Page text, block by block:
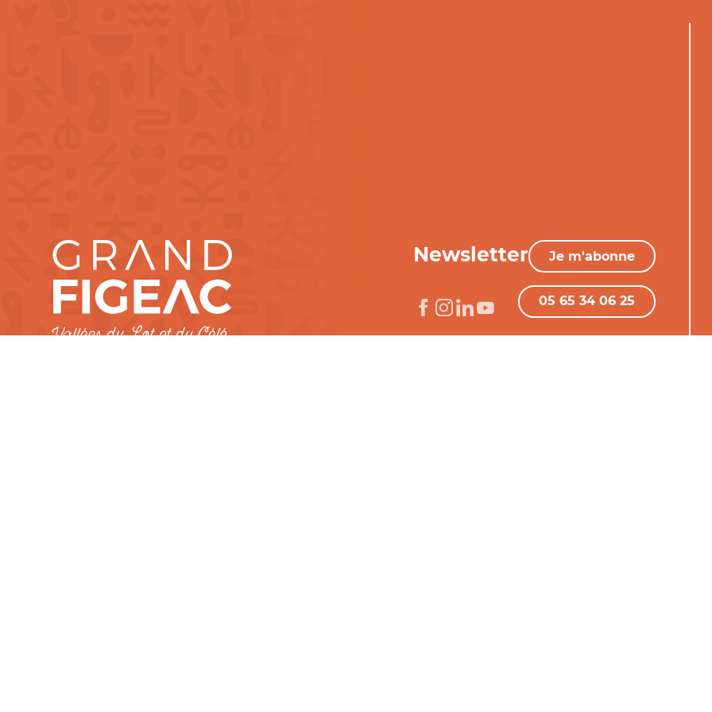
Newsletter Je m'abonne
05 65 34 06 25